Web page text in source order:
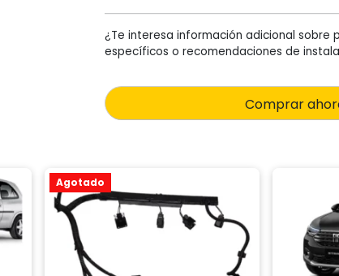
¿Te interesa información adicional sobre
específicos o recomendaciones de
Comprar
Agotado